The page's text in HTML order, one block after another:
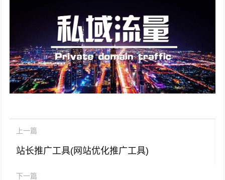
上一篇
站长推广工具(网站优化推广工具)
下一篇